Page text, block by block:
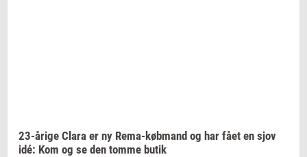
23-​årige Clara er ny Rema-​købmand og har fået en sjov
idé: Kom og se den tomme butik